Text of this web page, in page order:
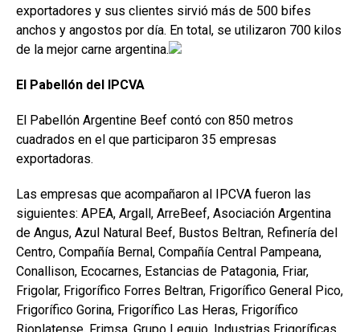
exportadores y sus clientes sirvió más de 500 bifes
anchos y angostos por día. En total, se utilizaron 700 kilos
de la mejor carne argentina.
El Pabellón del IPCVA
El Pabellón Argentine Beef contó con 850 metros
cuadrados en el que participaron 35 empresas
exportadoras.
Las empresas que acompañaron al IPCVA fueron las
siguientes: APEA, Argall, ArreBeef, Asociación Argentina
de Angus, Azul Natural Beef, Bustos Beltran, Refinería del
Centro, Compañía Bernal, Compañía Central Pampeana,
Conallison, Ecocarnes, Estancias de Patagonia, Friar,
Frigolar, Frigorífico Forres Beltran, Frigorífico General Pico,
Frigorífico Gorina, Frigorífico Las Heras, Frigorífico